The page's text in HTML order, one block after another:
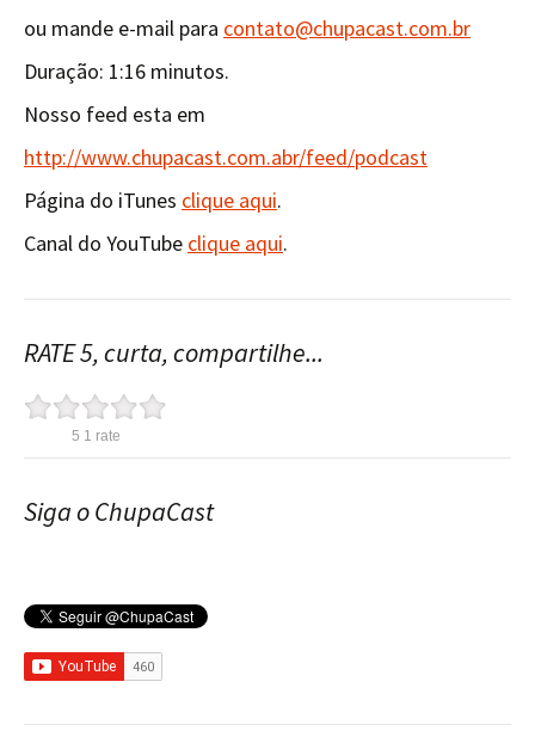
ou mande e-mail para contato@chupacast.com.br
Duração: 1:16 minutos.
Nosso feed esta em
http://www.chupacast.com.abr/feed/podcast
Página do iTunes clique aqui.
Canal do YouTube clique aqui.
RATE 5, curta, compartilhe...
5 1 rate
Siga o ChupaCast